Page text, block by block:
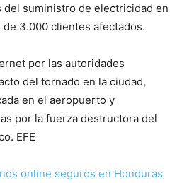
suministro de electricidad en
de 3.000 clientes afectados.
por las autoridades
del tornado en la ciudad,
en el aeropuerto y
por la fuerza destructora del
EFE
online seguros en Honduras